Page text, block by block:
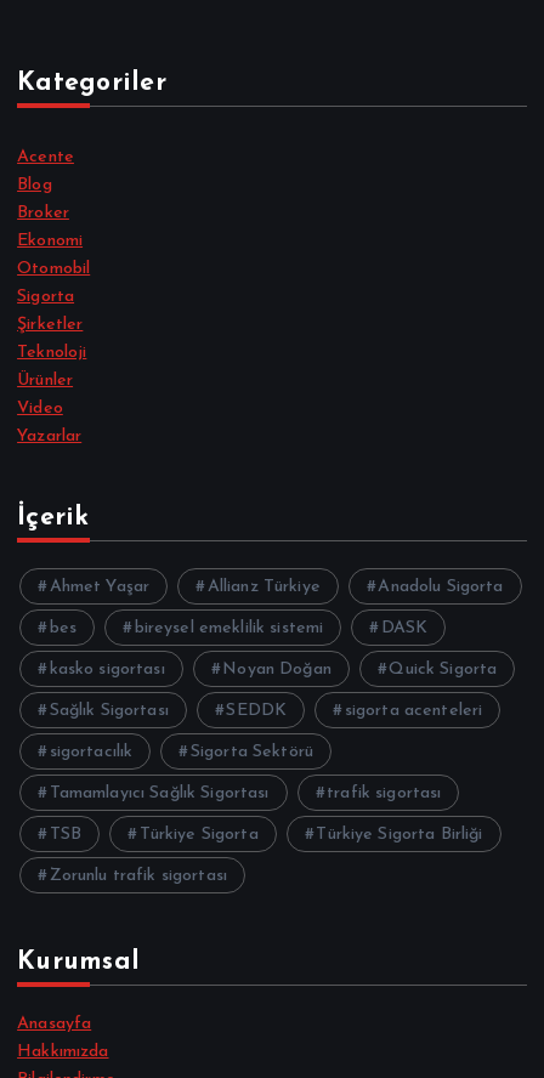
Kategoriler
Acente
Blog
Broker
Ekonomi
Otomobil
Sigorta
Şirketler
Teknoloji
Ürünler
Video
Yazarlar
İçerik
Ahmet Yaşar Allianz Türkiye Anadolu Sigorta
bes bireysel emeklilik sistemi DASK
kasko sigortası Noyan Doğan Quick Sigorta
Sağlık Sigortası SEDDK sigorta acenteleri
sigortacılık Sigorta Sektörü
Tamamlayıcı Sağlık Sigortası trafik sigortası
TSB Türkiye Sigorta Türkiye Sigorta Birliği
Zorunlu trafik sigortası
Kurumsal
Anasayfa
Hakkımızda